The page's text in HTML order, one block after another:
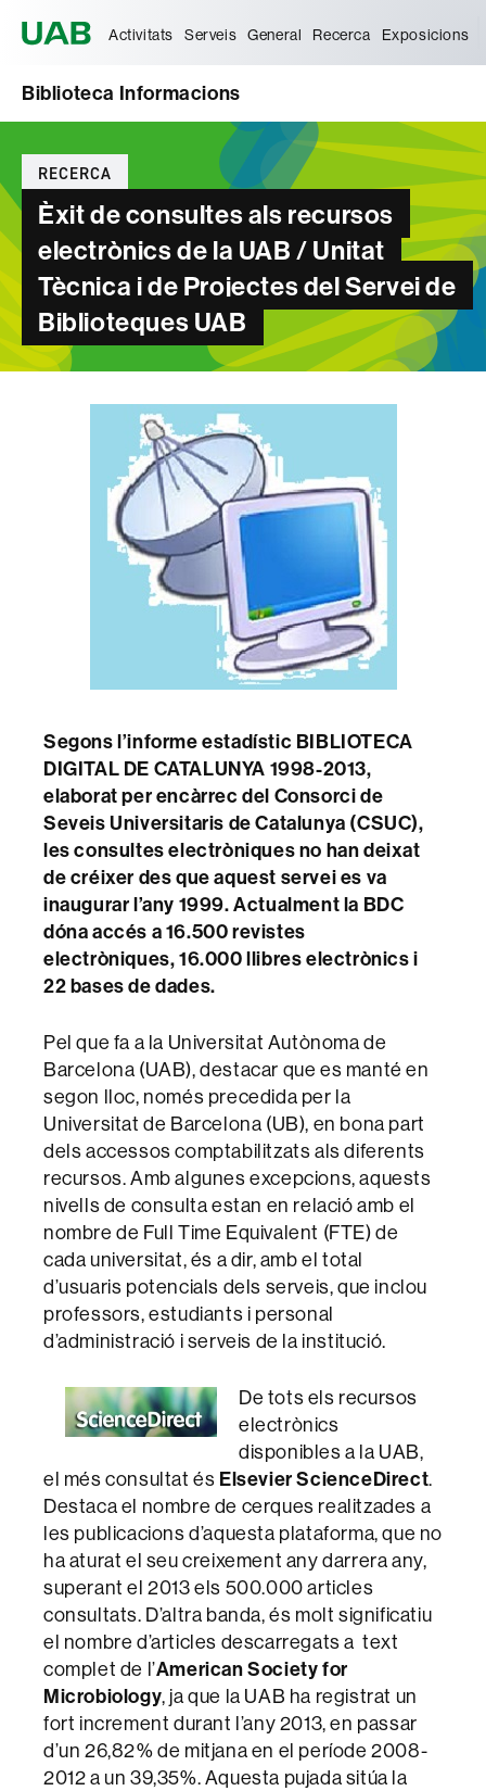
Activitats Serveis General Recerca Exposicions
Biblioteca Informacions
Categories
RECERCA
Èxit de consultes als recursos
electrònics de la UAB / Unitat
Tècnica i de Projectes del Servei de
Biblioteques UAB
Segons l’informe estadístic BIBLIOTECA
DIGITAL DE CATALUNYA 1998-2013,
elaborat per encàrrec del Consorci de
Seveis Universitaris de Catalunya (CSUC),
les consultes electròniques no han deixat
de créixer des que aquest servei es va
inaugurar l’any 1999. Actualment la BDC
dóna accés a 16.500 revistes
electròniques, 16.000 llibres electrònics i
22 bases de dades.
Pel que fa a la Universitat Autònoma de
Barcelona (UAB), destacar que es manté en
segon lloc, només precedida per la
Universitat de Barcelona (UB), en bona part
dels accessos comptabilitzats als diferents
recursos. Amb algunes excepcions, aquests
nivells de consulta estan en relació amb el
nombre de Full Time Equivalent (FTE) de
cada universitat, és a dir, amb el total
d’usuaris potencials dels serveis, que inclou
professors, estudiants i personal
d’administració i serveis de la institució.
De tots els recursos
electrònics
disponibles a la UAB,
el més consultat és Elsevier ScienceDirect.
Destaca el nombre de cerques realitzades a
les publicacions d’aquesta plataforma, que no
ha aturat el seu creixement any darrera any,
superant el 2013 els 500.000 articles
consultats. D’altra banda, és molt significatiu
el nombre d’articles descarregats a text
complet de l’American Society for
Microbiology, ja que la UAB ha registrat un
fort increment durant l’any 2013, en passar
d’un 26,82% de mitjana en el període 2008-
2012 a un 39,35%. Aquesta pujada sitúa la